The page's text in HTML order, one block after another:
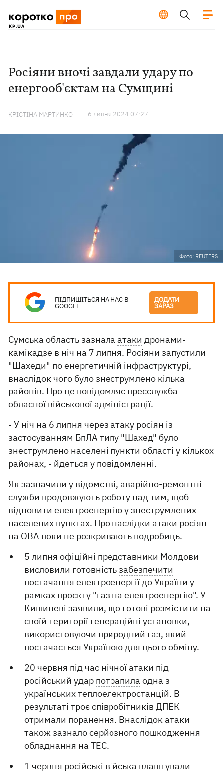
Росіяни вночі завдали удару по
енергооб'єктам на Сумщині
КРІСТІНА МАРТИНКО 6 липня 2024 07:27
Фото: REUTERS
ПІДПИШІТЬСЯ НА НАС В
GOOGLE
ДОДАТИ
ЗАРАЗ
Сумська область зазналаатаки дронами-
камікадзе в ніч на 7 липня. Росіяни запустили
"Шахеди" по енергетичній інфраструктурі,
внаслідок чого було знеструмлено кілька
районів. Про це повідомляє пресслужба
обласної військової адміністрації.
- У ніч на 6 липня через атаку росіян із
застосуванням БпЛА типу "Шахед" було
знеструмлено населені пункти області у кількох
районах, - йдеться у повідомленні.
Як зазначили у відомстві, аварійно-ремонтні
служби продовжують роботу над тим, щоб
відновити електроенергію у знеструмлених
населених пунктах. Про наслідки атаки росіян
на ОВА поки не розкривають подробиць.
5 липня офіційні представники Молдови
висловили готовністьзабезпечити
постачання електроенергіїдо України у
рамках проєкту "газ на електроенергію". У
Кишиневі заявили, що готові розмістити на
своїй території генераційні установки,
використовуючи природний газ, який
постачається Україною для цього обміну.
20 червня під час нічної атаки під
російський удар потрапила одна з
українських теплоелектростанцій. В
результаті троє співробітників ДПЕК
отримали поранення. Внаслідок атаки
також зазнало серйозного пошкодження
обладнання на ТЕС.
1 червня російські війська влаштували